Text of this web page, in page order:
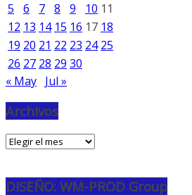
5
6 7 8 9 10 11
12 13 14 15 16 17 18
19 20 21 22 23 24 25
26 27 28 29 30
« May Jul »
Archivos
Archivos
DISEÑO: WM-PROD Group